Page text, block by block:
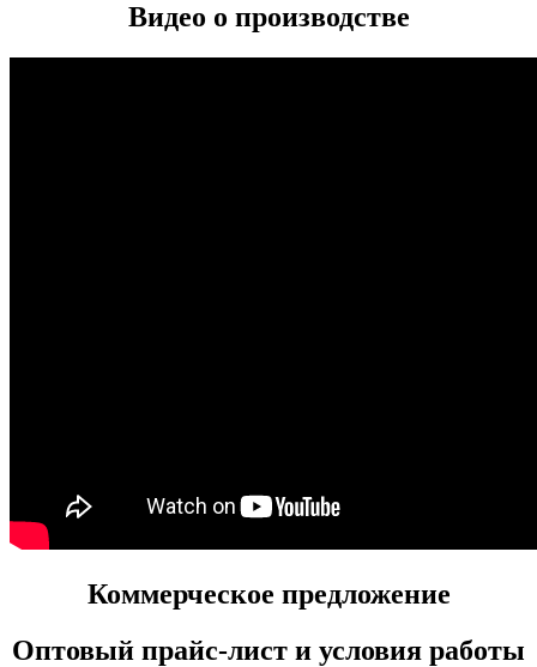
Видео о производстве
Коммерческое предложение
Оптовый прайс-лист и условия работы